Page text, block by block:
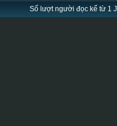
Số lượt người đọc kể từ 1